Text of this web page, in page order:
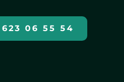
623 06 55 54